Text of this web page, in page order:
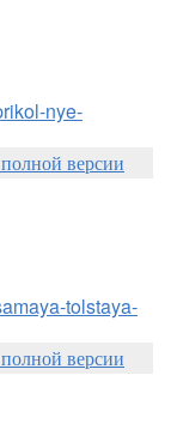
nye-
версии
tolstaya-
версии